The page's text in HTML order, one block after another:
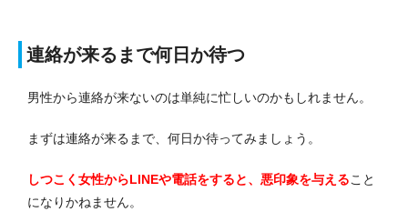
連絡が来るまで何日か待つ
男性から連絡が来ないのは単純に忙しいのかもしれません。
まずは連絡が来るまで、何日か待ってみましょう。
しつこく女性からLINEや電話をすると、悪印象を与えること
になりかねません。